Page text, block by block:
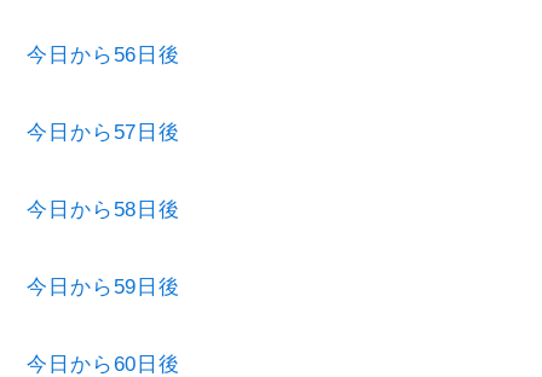
今日から56日後
今日から57日後
今日から58日後
今日から59日後
今日から60日後